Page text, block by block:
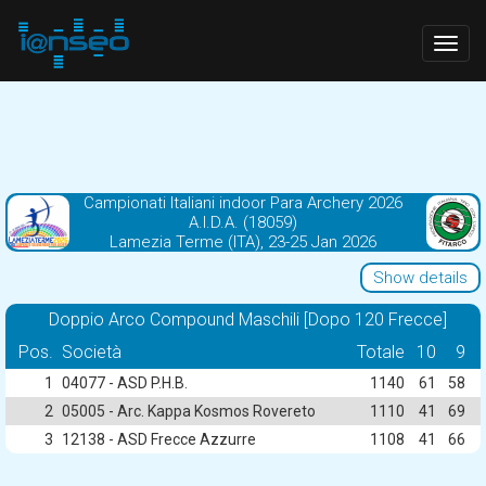
Campionati Italiani indoor Para Archery 2026
A.I.D.A. (18059)
Lamezia Terme (ITA), 23-25 Jan 2026
Show details
Doppio Arco Compound Maschili [Dopo 120 Frecce]
Pos. Società Totale 10 9
1 04077 - ASD P.H.B. 1140 61
58
2 05005 - Arc. Kappa Kosmos Rovereto 1110 41
69
3
12138 - ASD Frecce Azzurre 1108 41 66